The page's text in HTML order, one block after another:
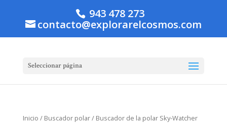
943 478 273
contacto@explorarelcosmos.com
Seleccionar página
Inicio / Buscador polar/ Buscador de la polar Sky-Watcher